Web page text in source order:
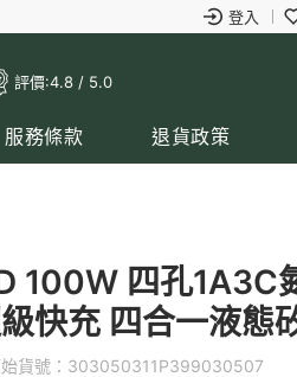
登入
評價:4.8 / 5.0
服務條款 退貨政策
100W 四孔1A3C
快充 四合一液態
貨號： 303050311P399030507